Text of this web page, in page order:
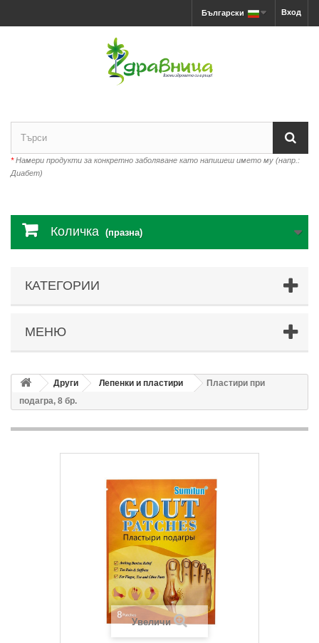
Вход
Български
*Намери продукти за конкретно заболяване като напишеш името му (напр.:
Диабет)
Количка (празна)
КАТЕГОРИИ
МЕНЮ
Други Лепенки и пластири
Пластири при
подагра, 8 бр.
Увеличи